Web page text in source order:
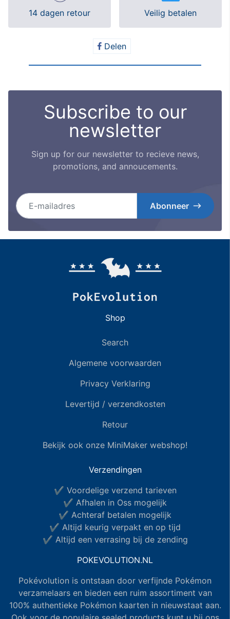
14 dagen retour Veilig betalen
Delen
Subscribe to our
newsletter
Sign up for our newsletter to recieve news,
promotions, and annoucements.
E-mailadres
Abonneer
Shop
Search
Algemene voorwaarden
Privacy Verklaring
Levertijd / verzendkosten
Retour
Bekijk ook onze MiniMaker webshop!
Verzendingen
✔ Voordelige verzend tarieven
✔ Afhalen in Oss mogelijk
✔ Achteraf betalen mogelijk
✔ Altijd keurig verpakt en op tijd
✔ Altijd een verrasing bij de zending
POKEVOLUTION.NL
Pokévolution is ontstaan door verfijnde Pokémon
verzamelaars en bieden een ruim assortiment van
100% authentieke Pokémon kaarten in nieuwstaat aan.